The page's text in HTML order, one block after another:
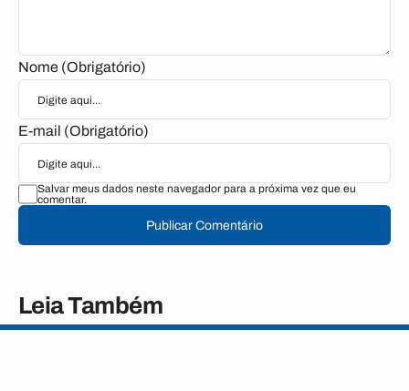
Nome (Obrigatório)
E-mail (Obrigatório)
Salvar meus dados neste navegador para a próxima vez que eu
comentar.
Publicar Comentário
Leia Também